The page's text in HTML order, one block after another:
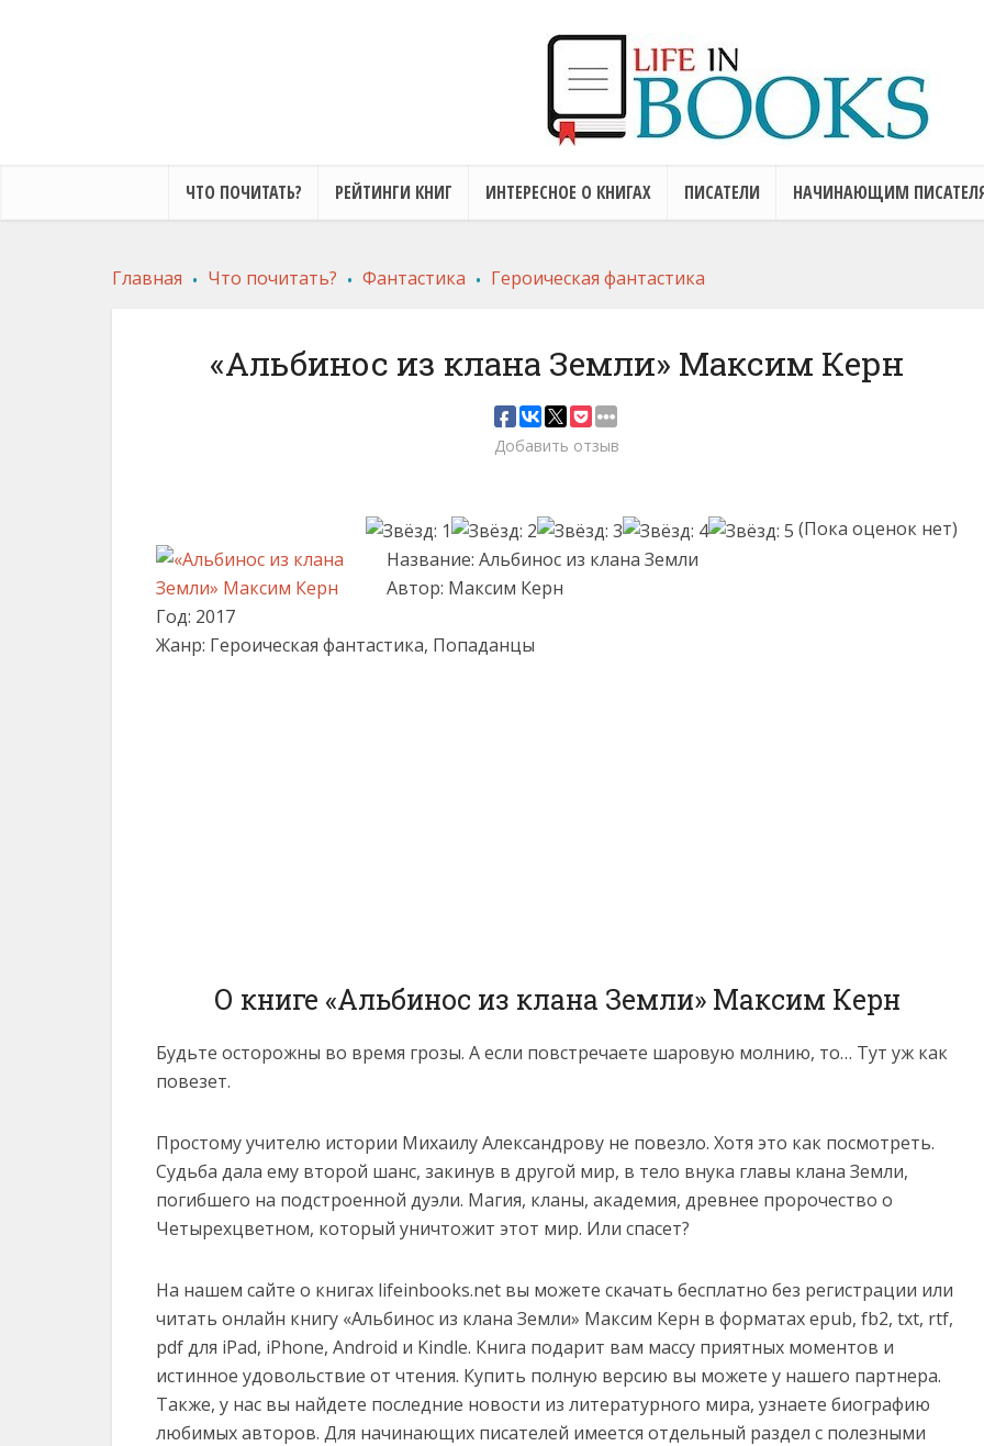
ЧТО ПОЧИТАТЬ? РЕЙТИНГИ КНИГ ИНТЕРЕСНОЕ О КНИГАХ ПИСАТЕЛИ НАЧИНАЮЩИМ
Главная . Что почитать? . Фантастика . Героическая фантастика
«Альбинос из клана Земли» Максим Керн
Добавить отзыв
(Пока оценок нет)
Название: Альбинос из клана Земли
Автор: Максим Керн
Год: 2017
Жанр: Героическая фантастика, Попаданцы
О книге «Альбинос из клана Земли» Максим Керн
Будьте осторожны во время грозы. А если повстречаете шаровую молнию, то… Тут уж как
повезет.
Простому учителю истории Михаилу Александрову не повезло. Хотя это как посмотреть.
Судьба дала ему второй шанс, закинув в другой мир, в тело внука главы клана Земли,
погибшего на подстроенной дуэли. Магия, кланы, академия, древнее пророчество о
Четырехцветном, который уничтожит этот мир. Или спасет?
На нашем сайте о книгах lifeinbooks.net вы можете скачать бесплатно без регистрации или
читать онлайн книгу «Альбинос из клана Земли» Максим Керн в форматах epub, fb2, txt, rtf,
pdf для iPad, iPhone, Android и Kindle. Книга подарит вам массу приятных моментов и
истинное удовольствие от чтения. Купить полную версию вы можете у нашего партнера.
Также, у нас вы найдете последние новости из литературного мира, узнаете биографию
любимых авторов. Для начинающих писателей имеется отдельный раздел с полезными